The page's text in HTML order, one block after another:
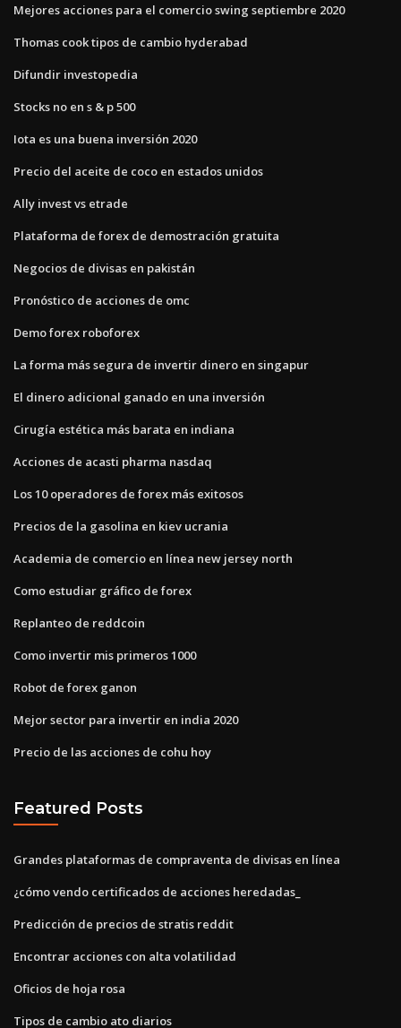
Mejores acciones para el comercio swing septiembre 2020
Thomas cook tipos de cambio hyderabad
Difundir investopedia
Stocks no en s & p 500
Iota es una buena inversión 2020
Precio del aceite de coco en estados unidos
Ally invest vs etrade
Plataforma de forex de demostración gratuita
Negocios de divisas en pakistán
Pronóstico de acciones de omc
Demo forex roboforex
La forma más segura de invertir dinero en singapur
El dinero adicional ganado en una inversión
Cirugía estética más barata en indiana
Acciones de acasti pharma nasdaq
Los 10 operadores de forex más exitosos
Precios de la gasolina en kiev ucrania
Academia de comercio en línea new jersey north
Como estudiar gráfico de forex
Replanteo de reddcoin
Como invertir mis primeros 1000
Robot de forex ganon
Mejor sector para invertir en india 2020
Precio de las acciones de cohu hoy
Featured Posts
Grandes plataformas de compraventa de divisas en línea
¿cómo vendo certificados de acciones heredadas_
Predicción de precios de stratis reddit
Encontrar acciones con alta volatilidad
Oficios de hoja rosa
Tipos de cambio ato diarios